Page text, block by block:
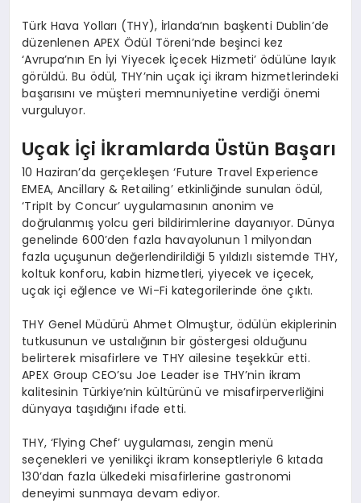
Türk Hava Yolları (THY), İrlanda’nın başkenti Dublin’de
düzenlenen APEX Ödül Töreni’nde beşinci kez
‘Avrupa’nın En İyi Yiyecek İçecek Hizmeti’ ödülüne layık
görüldü. Bu ödül, THY’nin uçak içi ikram hizmetlerindeki
başarısını ve müşteri memnuniyetine verdiği önemi
vurguluyor.
Uçak İçi İkramlarda Üstün Başarı
10 Haziran’da gerçekleşen ‘Future Travel Experience
EMEA, Ancillary & Retailing’ etkinliğinde sunulan ödül,
‘TripIt by Concur’ uygulamasının anonim ve
doğrulanmış yolcu geri bildirimlerine dayanıyor. Dünya
genelinde 600’den fazla havayolunun 1 milyondan
fazla uçuşunun değerlendirildiği 5 yıldızlı sistemde THY,
koltuk konforu, kabin hizmetleri, yiyecek ve içecek,
uçak içi eğlence ve Wi-Fi kategorilerinde öne çıktı.
THY Genel Müdürü Ahmet Olmuştur, ödülün ekiplerinin
tutkusunun ve ustalığının bir göstergesi olduğunu
belirterek misafirlere ve THY ailesine teşekkür etti.
APEX Group CEO’su Joe Leader ise THY’nin ikram
kalitesinin Türkiye’nin kültürünü ve misafirperverliğini
dünyaya taşıdığını ifade etti.
THY, ‘Flying Chef’ uygulaması, zengin menü
seçenekleri ve yenilikçi ikram konseptleriyle 6 kıtada
130’dan fazla ülkedeki misafirlerine gastronomi
deneyimi sunmaya devam ediyor.